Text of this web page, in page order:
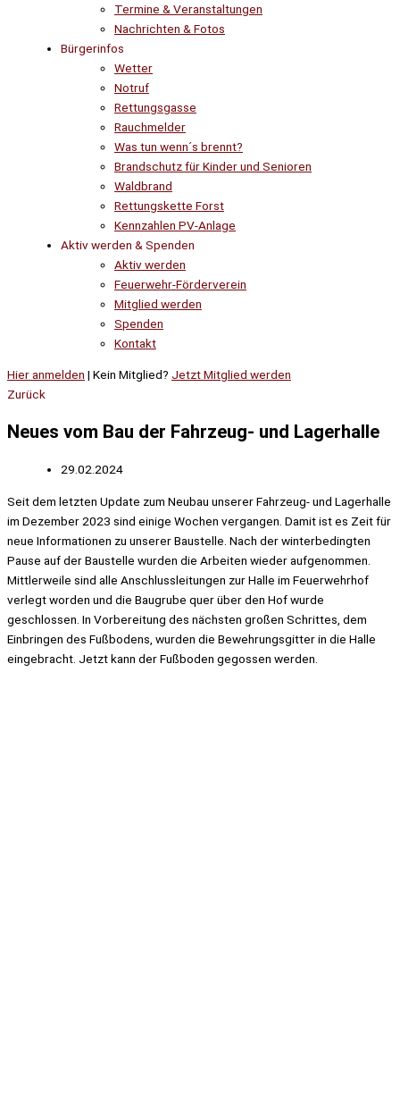
Termine & Veranstaltungen
Nachrichten & Fotos
Bürgerinfos
Wetter
Notruf
Rettungsgasse
Rauchmelder
Was tun wenn´s brennt?
Brandschutz für Kinder und Senioren
Waldbrand
Rettungskette Forst
Kennzahlen PV-Anlage
Aktiv werden & Spenden
Aktiv werden
Feuerwehr-Förderverein
Mitglied werden
Spenden
Kontakt
Hier anmelden | Kein Mitglied? Jetzt Mitglied werden
Zurück
Neues vom Bau der Fahrzeug- und Lagerhalle
29.02.2024
Seit dem letzten Update zum Neubau unserer Fahrzeug- und Lagerhalle
im Dezember 2023 sind einige Wochen vergangen. Damit ist es Zeit für
neue Informationen zu unserer Baustelle. Nach der winterbedingten
Pause auf der Baustelle wurden die Arbeiten wieder aufgenommen.
Mittlerweile sind alle Anschlussleitungen zur Halle im Feuerwehrhof
verlegt worden und die Baugrube quer über den Hof wurde
geschlossen. In Vorbereitung des nächsten großen Schrittes, dem
Einbringen des Fußbodens, wurden die Bewehrungsgitter in die Halle
eingebracht. Jetzt kann der Fußboden gegossen werden.